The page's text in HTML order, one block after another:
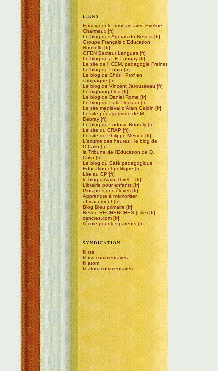
LIENS
Enseigner le français avec Eveline
Charmeux
Le blog des Agoras du Revest
Groupe Français d'Education
Nouvelle
GFEN Secteur Langues
Le blog de J. F. Launay
Le site de l'ICEM, pédagogie Freinet
Le blog de Lubin
Le blog de Chris : Prof en
campagne
Le blog de Vincent Jarousseau
Le bigbang blog
Le blog de Daniel Rome
Le blog du Petit Docteur
Le site médiéval d'Alain Galoin
Le site pédagogique de M.
Debray
Le blog de Ludovic Bourely
Le site du CRAP
Le site de Philippe Meirieu
L'écume des heures : le blog de
D.Calin
la Tribune de l'Education de D.
Calin
Le blog du Café pédagogique
Education et politique
Lire au CP
le blog d'Alain Thirel...
Librairie pour enfants
Plus près des élèves
Apprendre à mémoriser
efficacement
Blog Bleu primaire
Revue RECHERCHES (Lille)
cancres.com
l'école pour les parents
SYNDICATION
fil rss
fil rss commentaires
fil atom
fil atom commentaires